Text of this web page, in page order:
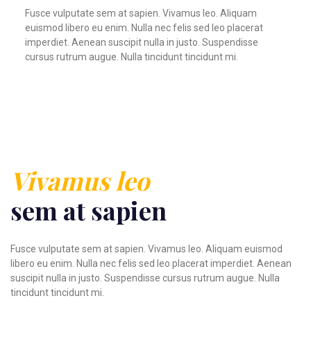
Fusce vulputate sem at sapien. Vivamus leo. Aliquam
euismod libero eu enim. Nulla nec felis sed leo placerat
imperdiet. Aenean suscipit nulla in justo. Suspendisse
cursus rutrum augue. Nulla tincidunt tincidunt mi.
Vivamus leo
sem at sapien
Fusce vulputate sem at sapien. Vivamus leo. Aliquam euismod
libero eu enim. Nulla nec felis sed leo placerat imperdiet. Aenean
suscipit nulla in justo. Suspendisse cursus rutrum augue. Nulla
tincidunt tincidunt mi.